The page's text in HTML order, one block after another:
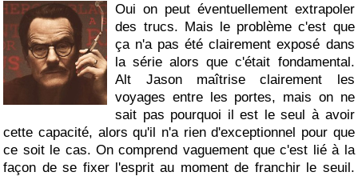
Oui on peut éventuellement extrapoler
des trucs. Mais le problème c'est que
ça n'a pas été clairement exposé dans
la série alors que c'était fondamental.
Alt Jason maîtrise clairement les
voyages entre les portes, mais on ne
sait pas pourquoi il est le seul à avoir
cette capacité, alors qu'il n'a rien d'exceptionnel pour que
ce soit le cas. On comprend vaguement que c'est lié à la
façon de se fixer l'esprit au moment de franchir le seuil.